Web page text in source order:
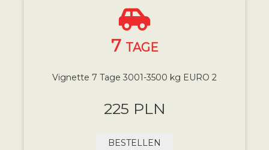
7 TAGE
Vignette 7 Tage 3001-3500 kg EURO 2
225 PLN
BESTELLEN